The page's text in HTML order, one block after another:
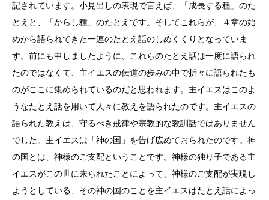
記されています。小見出しの表現で言えば、「成長する種」のた
とえと、「からし種」のたとえです。そしてこれらが、４章の始
めから語られてきた一連のたとえ話のしめくくりとなっていま
す。前にも申しましたように、これらのたとえ話は一度に語られ
たのではなくて、主イエスの伝道の歩みの中で折々に語られたも
のがここに集められているのだと思われます。主イエスはこのよ
うなたとえ話を用いて人々に教えを語られたのです。主イエスの
語られた教えは、守るべき戒律や宗教的な教訓話ではありません
でした。主イエスは「神の国」を告げ広めておられたのです。神
の国とは、神様のご支配ということです。神様の独り子である主
イエスがこの世に来られたことによって、神様のご支配が実現し
ようとしている、その神の国のことを主イエスはたとえ話によっ